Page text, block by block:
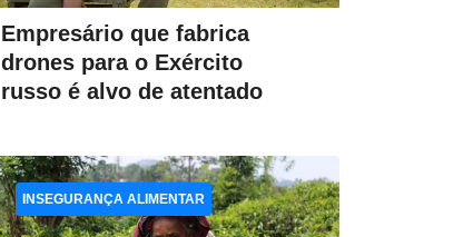
Empresário que fabrica
drones para o Exército
russo é alvo de atentado
INSEGURANÇA ALIMENTAR